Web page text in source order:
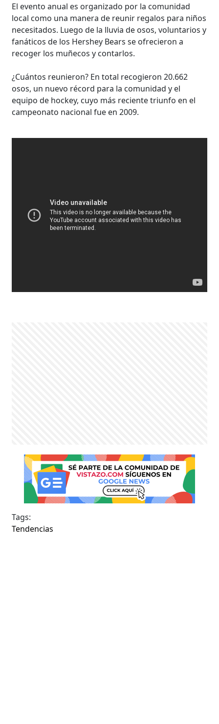
El evento anual es organizado por la comunidad
local como una manera de reunir regalos para niños
necesitados. Luego de la lluvia de osos, voluntarios y
fanáticos de los Hershey Bears se ofrecieron a
recoger los muñecos y contarlos.
¿Cuántos reunieron? En total recogieron 20.662
osos, un nuevo récord para la comunidad y el
equipo de hockey, cuyo más reciente triunfo en el
campeonato nacional fue en 2009.
Tags:
Tendencias